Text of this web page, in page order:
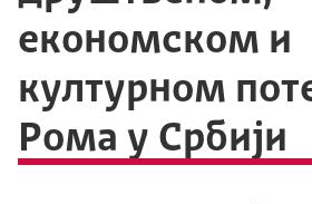
економском и
културном
Рома у Србији